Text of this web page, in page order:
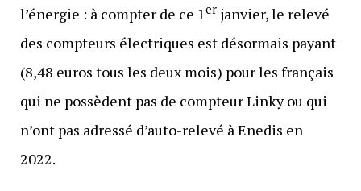
l’énergie : à compter de ce 1erjanvier, le relevé
des compteurs électriques est désormais payant
(8,48 euros tous les deux mois) pour les français
qui ne possèdent pas de compteur Linky ou qui
n’ont pas adressé d’auto-relevé à Enedis en
2022.